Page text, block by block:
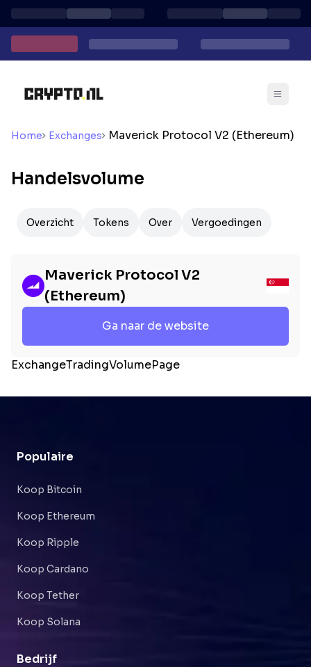
Home Exchanges Maverick Protocol V2 (Ethereum)
Handelsvolume
Overzicht Tokens Over Vergoedingen
Maverick Protocol V2
(Ethereum)
Ga naar de website
ExchangeTradingVolumePage
Populaire
Koop Bitcoin
Koop Ethereum
Koop Ripple
Koop Cardano
Koop Tether
Koop Solana
Bedrijf